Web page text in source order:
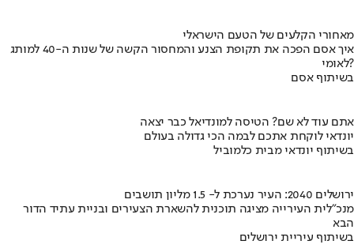
מאחורי הקלעים של הטעם הישראלי
איך אסם הפכה את תקופת הצנע והמחסור הקשה של שנות ה-40 למותג
לאומי?
בשיתוף אסם
אתם עוד לא שם? הטיסה למונדיאל כבר יצאה
יונדאי לוקחת אתכם לבמה הכי גדולה בעולם
בשיתוף יונדאי מבית כלמוביל
ירושלים 2040: העיר נערכת ל- 1.5 מליון תושבים
מנכ"לית העירייה מציגה תוכנית להשארת הצעירים ובניית עתיד הדור
הבא
בשיתוף עיריית ירושלים